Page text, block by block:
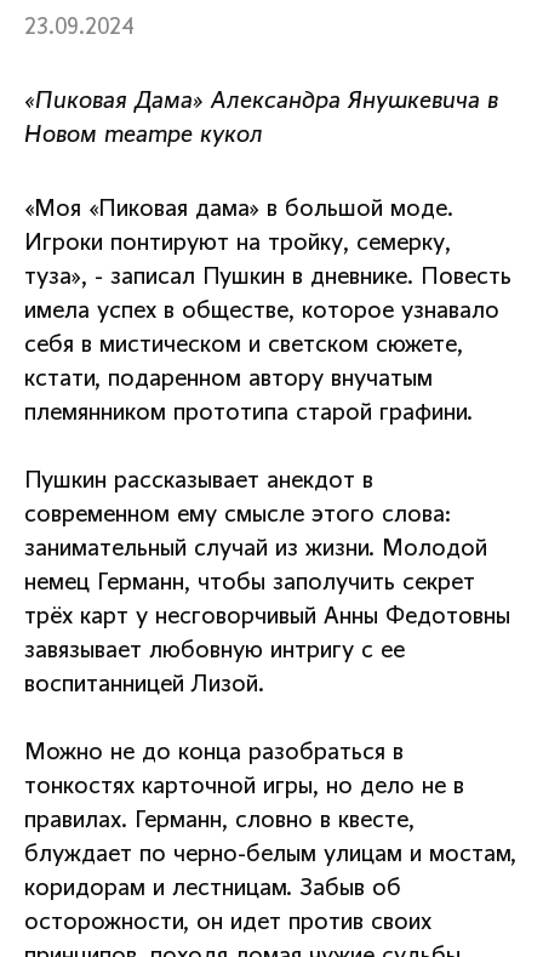
23.09.2024
«Пиковая Дама» Александра Янушкевича в
Новом театре кукол
«Моя «Пиковая дама» в большой моде.
Игроки понтируют на тройку, семерку,
туза», - записал Пушкин в дневнике. Повесть
имела успех в обществе, которое узнавало
себя в мистическом и светском сюжете,
кстати, подаренном автору внучатым
племянником прототипа старой графини.
Пушкин рассказывает анекдот в
современном ему смысле этого слова:
занимательный случай из жизни. Молодой
немец Германн, чтобы заполучить секрет
трёх карт у несговорчивый Анны Федотовны
завязывает любовную интригу с ее
воспитанницей Лизой.
Можно не до конца разобраться в
тонкостях карточной игры, но дело не в
правилах. Германн, словно в квесте,
блуждает по черно-белым улицам и мостам,
коридорам и лестницам. Забыв об
осторожности, он идет против своих